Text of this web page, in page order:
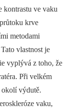
kontrastu ve vaku
krve
metodami
vlastnost je
vyplývá z toho, že
Při velkém
okolí výdutě.
vaku,